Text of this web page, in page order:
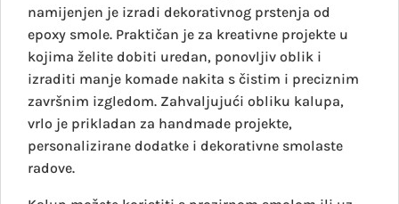
namijenjen je izradi dekorativnog prstenja od
epoxy smole. Praktičan je za kreativne projekte u
kojima želite dobiti uredan, ponovljiv oblik i
izraditi manje komade nakita s čistim i preciznim
završnim izgledom. Zahvaljujući obliku kalupa,
vrlo je prikladan za handmade projekte,
personalizirane dodatke i dekorativne smolaste
radove.